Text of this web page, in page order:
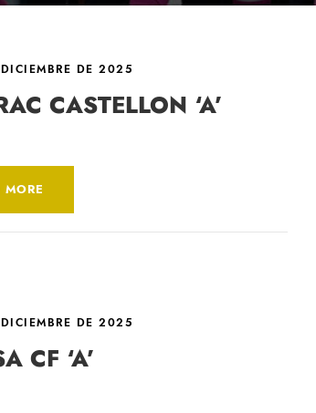
DE 2025
CASTELLON ‘A’
MORE
DE 2025
CF ‘A’